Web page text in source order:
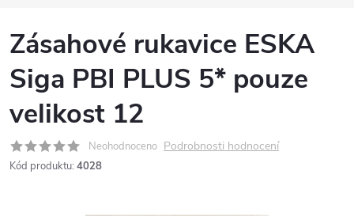
Zásahové rukavice ESKA
Siga PBI PLUS 5* pouze
velikost 12
Neohodnoceno Podrobnosti hodnocení
Kód produktu: 4028